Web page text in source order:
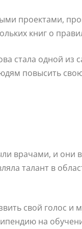
проектами,
книг о
стала одной из
повысить
врачами, и они
талант в
свой голос и
на